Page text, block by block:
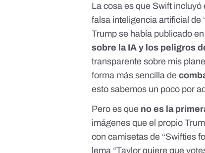
La cosa es que Swift
falsa inteligencia artificial de
Trump se había publicado
sobre la IA y los peligros
transparente sobre mis
forma más sencilla de
estosabemos un poco por
Pero es que no es la
imágenes que el propio
con camisetas de “Swifties
lema “Taylor quiere que